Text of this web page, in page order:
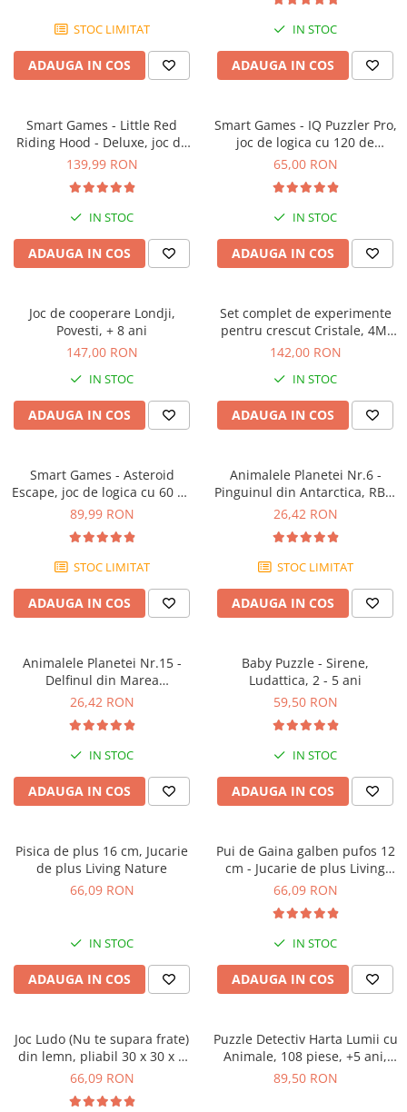
STOC LIMITAT
ADAUGA IN COS
IN STOC
ADAUGA IN COS
Smart Games - Little Red
Riding Hood - Deluxe, joc de
logica cu 48 de provocari, 4+
139,99 RON
IN STOC
ADAUGA IN COS
Smart Games - IQ Puzzler Pro,
joc de logica cu 120 de
provocari, 6+ ani
65,00 RON
IN STOC
ADAUGA IN COS
Joc de cooperare Londji,
Povesti, + 8 ani
147,00 RON
IN STOC
ADAUGA IN COS
Set complet de experimente
pentru crescut Cristale, 4M,
+10 ani
142,00 RON
IN STOC
ADAUGA IN COS
Smart Games - Asteroid
Escape, joc de logica cu 60 de
provocari, 8+ ani
89,99 RON
STOC LIMITAT
ADAUGA IN COS
Animalele Planetei Nr.6 -
Pinguinul din Antarctica, RBA,
18 luni+
26,42 RON
STOC LIMITAT
ADAUGA IN COS
Animalele Planetei Nr.15 -
Delfinul din Marea
Mediterana, RBA, 18 luni+
26,42 RON
IN STOC
ADAUGA IN COS
Baby Puzzle - Sirene,
Ludattica, 2 - 5 ani
59,50 RON
IN STOC
ADAUGA IN COS
Pisica de plus 16 cm, Jucarie
de plus Living Nature
66,09 RON
IN STOC
ADAUGA IN COS
Pui de Gaina galben pufos 12
cm - Jucarie de plus Living
Nature
66,09 RON
IN STOC
ADAUGA IN COS
Joc Ludo (Nu te supara frate)
din lemn, pliabil 30 x 30 x 5
cm
66,09 RON
Puzzle Detectiv Harta Lumii cu
Animale, 108 piese, +5 ani,
Ludattica
89,50 RON